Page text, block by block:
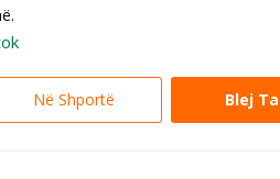
Në Shportë Blej